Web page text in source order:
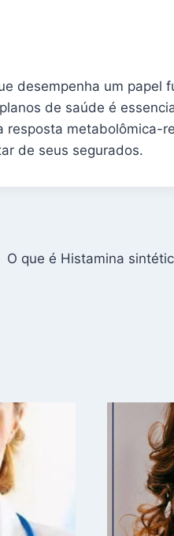
desempenha um papel
de saúde é
metabolômica-
de seus segurados.
O que é Histamina